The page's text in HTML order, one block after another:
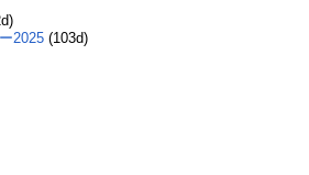
2025 (103d)